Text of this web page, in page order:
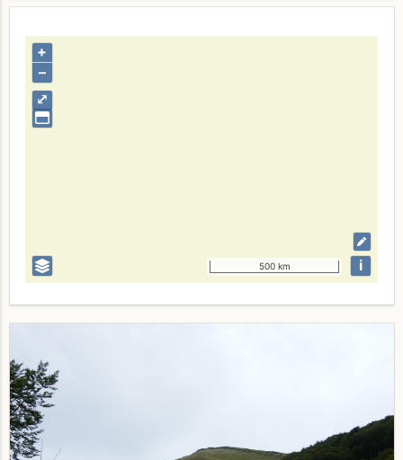
⤢
+
–
500 km i